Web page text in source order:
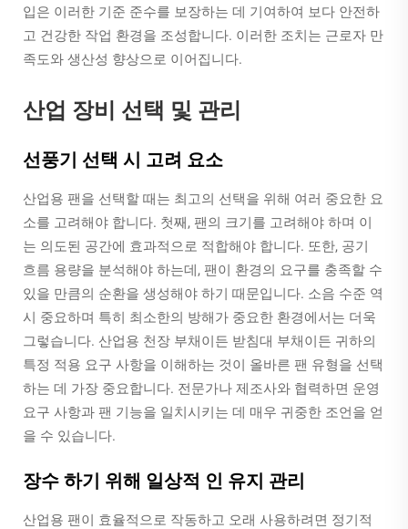
입은 이러한 기준 준수를 보장하는 데 기여하여 보다 안전하
고 건강한 작업 환경을 조성합니다. 이러한 조치는 근로자 만
족도와 생산성 향상으로 이어집니다.
산업 장비 선택 및 관리
선풍기 선택 시 고려 요소
산업용 팬을 선택할 때는 최고의 선택을 위해 여러 중요한 요
소를 고려해야 합니다. 첫째, 팬의 크기를 고려해야 하며 이
는 의도된 공간에 효과적으로 적합해야 합니다. 또한, 공기
흐름 용량을 분석해야 하는데, 팬이 환경의 요구를 충족할 수
있을 만큼의 순환을 생성해야 하기 때문입니다. 소음 수준 역
시 중요하며 특히 최소한의 방해가 중요한 환경에서는 더욱
그렇습니다. 산업용 천장 부채이든 받침대 부채이든 귀하의
특정 적용 요구 사항을 이해하는 것이 올바른 팬 유형을 선택
하는 데 가장 중요합니다. 전문가나 제조사와 협력하면 운영
요구 사항과 팬 기능을 일치시키는 데 매우 귀중한 조언을 얻
을 수 있습니다.
장수 하기 위해 일상적 인 유지 관리
산업용 팬이 효율적으로 작동하고 오래 사용하려면 정기적